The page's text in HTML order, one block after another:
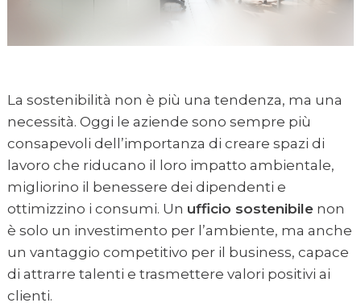
La sostenibilità non è più una tendenza, ma una
necessità. Oggi le aziende sono sempre più
consapevoli dell’importanza di creare spazi di
lavoro che riducano il loro impatto ambientale,
migliorino il benessere dei dipendenti e
ottimizzino i consumi. Un ufficio sostenibilenon
è solo un investimento per l’ambiente, ma anche
un vantaggio competitivo per il business, capace
di attrarre talenti e trasmettere valori positivi ai
clienti.